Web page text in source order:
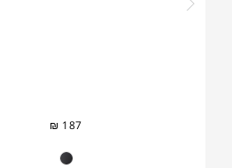
₪ 187